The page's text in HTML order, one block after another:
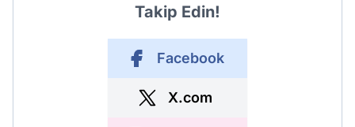
Takip Edin!
Facebook
X.com